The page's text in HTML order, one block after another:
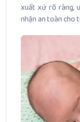
xuất xứ rõ ràng,
nhận an toàn cho